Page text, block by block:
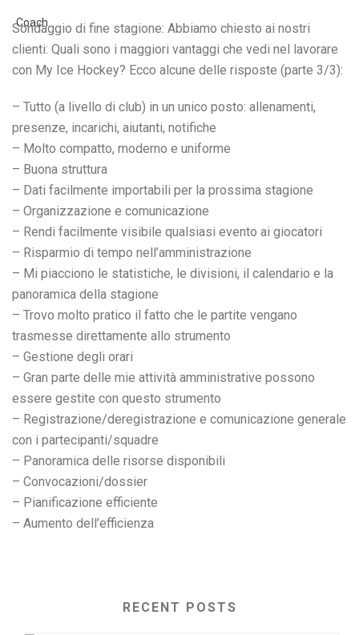
Sondaggio di fine stagione: Abbiamo chiesto ai nostri
clienti: Quali sono i maggiori vantaggi che vedi nel lavorare
con My Ice Hockey? Ecco alcune delle risposte (parte 3/3):
– Tutto (a livello di club) in un unico posto: allenamenti,
presenze, incarichi, aiutanti, notifiche
– Molto compatto, moderno e uniforme
– Buona struttura
– Dati facilmente importabili per la prossima stagione
– Organizzazione e comunicazione
– Rendi facilmente visibile qualsiasi evento ai giocatori
– Risparmio di tempo nell’amministrazione
– Mi piacciono le statistiche, le divisioni, il calendario e la
panoramica della stagione
– Trovo molto pratico il fatto che le partite vengano
trasmesse direttamente allo strumento
– Gestione degli orari
– Gran parte delle mie attività amministrative possono
essere gestite con questo strumento
– Registrazione/deregistrazione e comunicazione generale
con i partecipanti/squadre
– Panoramica delle risorse disponibili
– Convocazioni/dossier
– Pianificazione efficiente
– Aumento dell’efficienza
RECENT POSTS